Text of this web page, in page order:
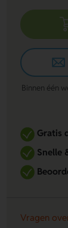
Binnen één
Gratis
Snelle
Vragen